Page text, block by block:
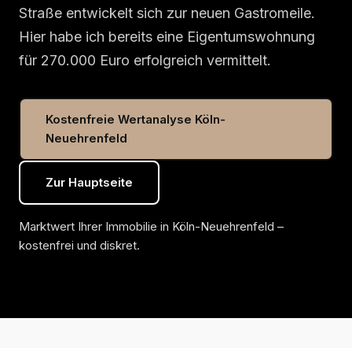
Straße entwickelt sich zur neuen Gastromeile.
Hier habe ich bereits eine Eigentumswohnung
für 270.000 Euro erfolgreich vermittelt.
Kostenfreie Wertanalyse Köln-
Neuehrenfeld
Zur Hauptseite
Marktwert Ihrer Immobilie in Köln-Neuehrenfeld –
kostenfrei und diskret.